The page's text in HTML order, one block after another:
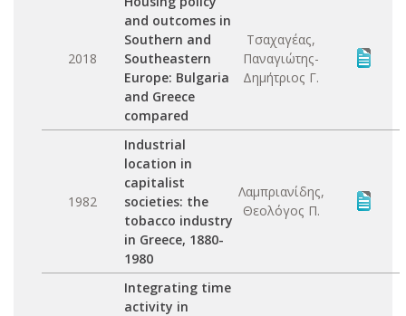
2018
and outcomes in
Southern and
Southeastern
Europe: Bulgaria
and Greece
compared
Τσαχαγέας,
Παναγιώτης-
Δημήτριος Γ.
1982
Industrial
location in
capitalist
societies: the
tobacco industry
in Greece, 1880-
1980
Λαμπριανίδης,
Θεολόγος Π.
Integrating time
activity in